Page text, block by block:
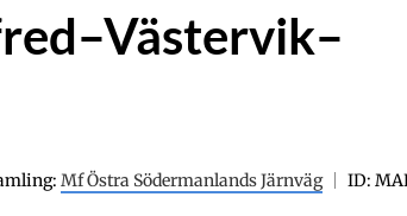
Mf Östra Södermanlands Järnväg ID: